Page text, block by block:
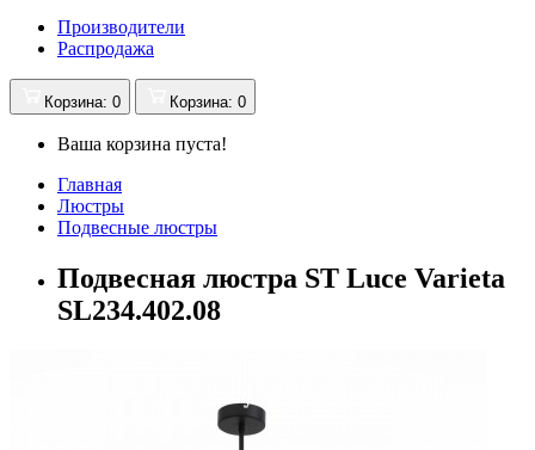
Производители
Распродажа
Корзина: 0 Корзина: 0
Ваша корзина пуста!
Главная
Люстры
Подвесные люстры
Подвесная люстра ST Luce Varieta
SL234.402.08